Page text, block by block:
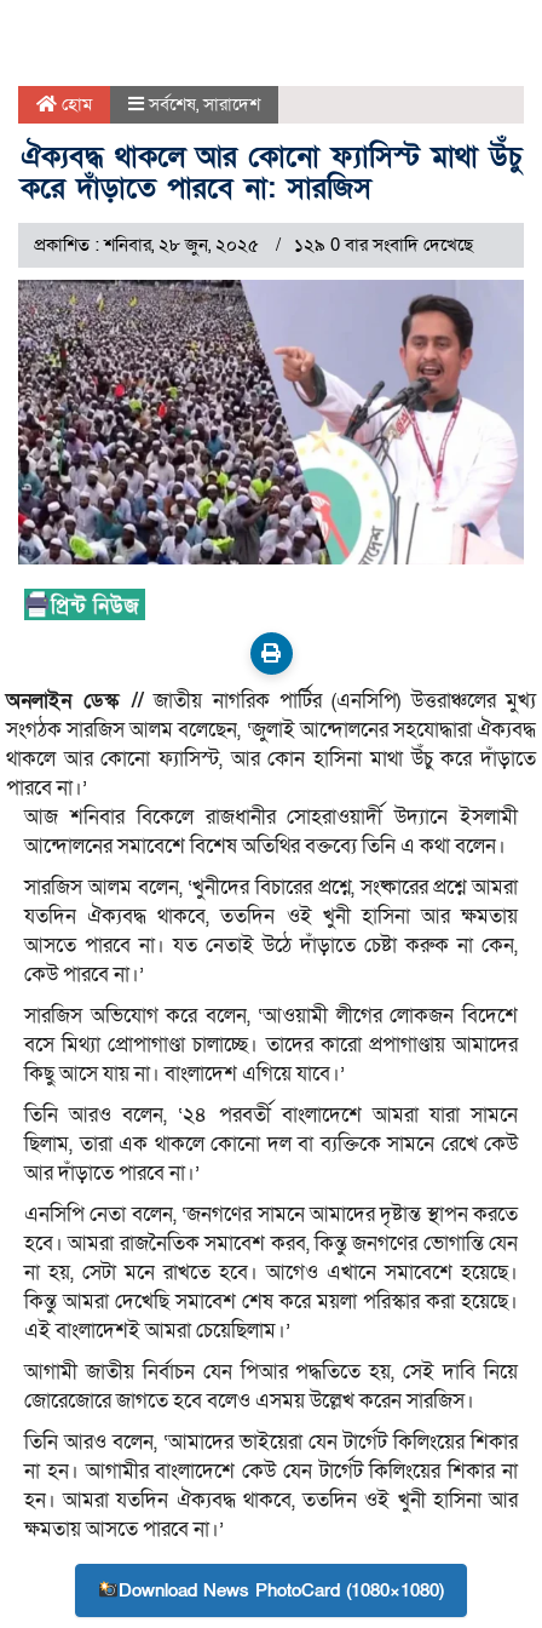
হোম সর্বশেষ,সারাদেশ
ঐক্যবদ্ধ থাকলে আর কোনো ফ্যাসিস্ট মাথা উঁচু
করে দাঁড়াতে পারবে না: সারজিস
প্রকাশিত : শনিবার, ২৮ জুন, ২০২৫ ১২৯ 0 বার সংবাদি দেখেছে
অনলাইন ডেস্ক //জাতীয় নাগরিক পার্টির (এনসিপি) উত্তরাঞ্চলের মুখ্য
সংগঠক সারজিস আলম বলেছেন, ‘জুলাই আন্দোলনের সহযোদ্ধারা ঐক্যবদ্ধ
থাকলে আর কোনো ফ্যাসিস্ট, আর কোন হাসিনা মাথা উঁচু করে দাঁড়াতে
পারবে না।’
আজ শনিবার বিকেলে রাজধানীর সোহরাওয়ার্দী উদ্যানে ইসলামী
আন্দোলনের সমাবেশে বিশেষ অতিথির বক্তব্যে তিনি এ কথা বলেন।
সারজিস আলম বলেন, ‘খুনীদের বিচারের প্রশ্নে, সংষ্কারের প্রশ্নে আমরা
যতদিন ঐক্যবদ্ধ থাকবে, ততদিন ওই খুনী হাসিনা আর ক্ষমতায়
আসতে পারবে না। যত নেতাই উঠে দাঁড়াতে চেষ্টা করুক না কেন,
কেউ পারবে না।’
সারজিস অভিযোগ করে বলেন, ‘আওয়ামী লীগের লোকজন বিদেশে
বসে মিথ্যা প্রোপাগাণ্ডা চালাচ্ছে। তাদের কারো প্রপাগাণ্ডায় আমাদের
কিছু আসে যায় না। বাংলাদেশ এগিয়ে যাবে।’
তিনি আরও বলেন, ‘২৪ পরবর্তী বাংলাদেশে আমরা যারা সামনে
ছিলাম, তারা এক থাকলে কোনো দল বা ব্যক্তিকে সামনে রেখে কেউ
আর দাঁড়াতে পারবে না।’
এনসিপি নেতা বলেন, ‘জনগণের সামনে আমাদের দৃষ্টান্ত স্থাপন করতে
হবে। আমরা রাজনৈতিক সমাবেশ করব, কিন্তু জনগণের ভোগান্তি যেন
না হয়, সেটা মনে রাখতে হবে। আগেও এখানে সমাবেশে হয়েছে।
কিন্তু আমরা দেখেছি সমাবেশ শেষ করে ময়লা পরিস্কার করা হয়েছে।
এই বাংলাদেশই আমরা চেয়েছিলাম।’
আগামী জাতীয় নির্বাচন যেন পিআর পদ্ধতিতে হয়, সেই দাবি নিয়ে
জোরেজোরে জাগতে হবে বলেও এসময় উল্লেখ করেন সারজিস।
তিনি আরও বলেন, ‘আমাদের ভাইয়েরা যেন টার্গেট কিলিংয়ের শিকার
না হন। আগামীর বাংলাদেশে কেউ যেন টার্গেট কিলিংয়ের শিকার না
হন। আমরা যতদিন ঐক্যবদ্ধ থাকবে, ততদিন ওই খুনী হাসিনা আর
ক্ষমতায় আসতে পারবে না।’
Download News PhotoCard (1080×1080)